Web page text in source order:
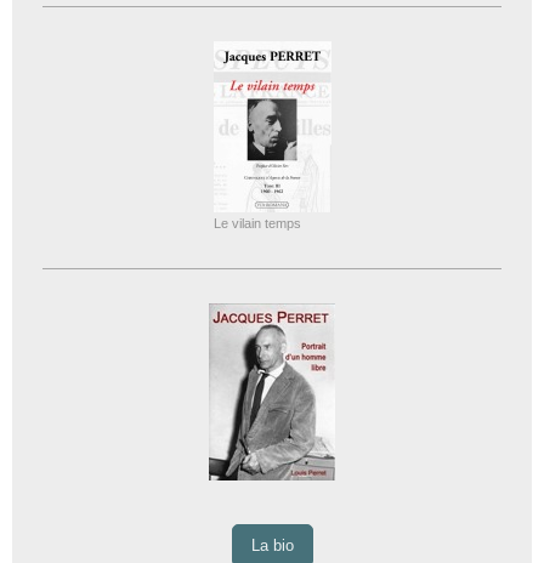
Le vilain temps
La bio